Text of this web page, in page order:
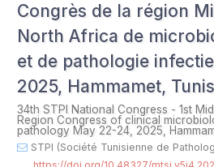
Congrès de la région
North Africa de
et de pathologie
2025, Hammamet,
34th STPI National Congress - 1st
Region Congress of clinical
pathology May 22-24, 2025,
STPI (Société Tunisienne de